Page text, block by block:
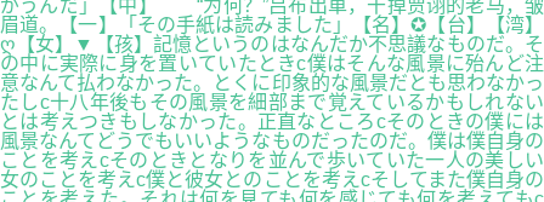
がうんだ」【中】 “为何？”吕布出車，干掉贾诩的老马，皱
眉道。【一】「その手紙は読みました」【名】✪【台】【湾】
ღ【女】▼【孩】記憶というのはなんだか不思議なものだ。そ
の中に実際に身を置いていたときc僕はそんな風景に殆んど注
意なんて払わなかった。とくに印象的な風景だとも思わなかっ
たしc十八年後もその風景を細部まで覚えているかもしれない
とは考えつきもしなかった。正直なところcそのときの僕には
風景なんてどうでもいいようなものだったのだ。僕は僕自身の
ことを考えcそのときとなりを並んで歩いていた一人の美しい
女のことを考えc僕と彼女とのことを考えcそしてまた僕自身の